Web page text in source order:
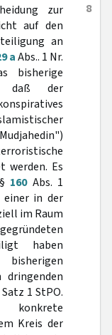
8
zur
auf den
an
aAbs.. 1 Nr.
bisherige
daß der
werden. Es
160Abs. 1
einer in der
im Raum
haben
1 StPO.
konkrete
Kreis der